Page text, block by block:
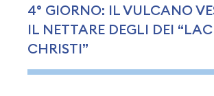
4° GIORNO: IL VULCANO
IL NETTARE DEGLI DEI
CHRISTI”